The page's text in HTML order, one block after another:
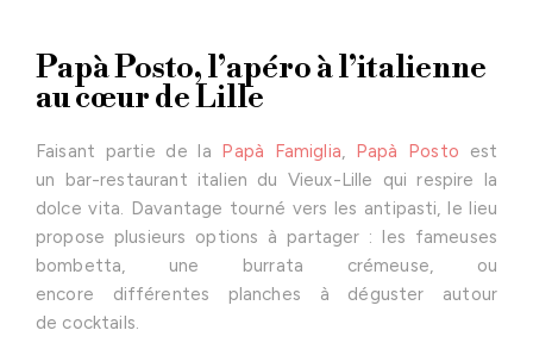
Papà Posto, l’apéro à l’italienne
au cœur de Lille
Faisant partie de la Papà Famiglia, Papà Posto est
un bar-restaurant italien du Vieux-Lille qui respire la
dolce vita. Davantage tourné vers les antipasti, le lieu
propose plusieurs options à partager : les fameuses
bombetta, une burrata crémeuse, ou
encore différentes planches à déguster autour
de cocktails.